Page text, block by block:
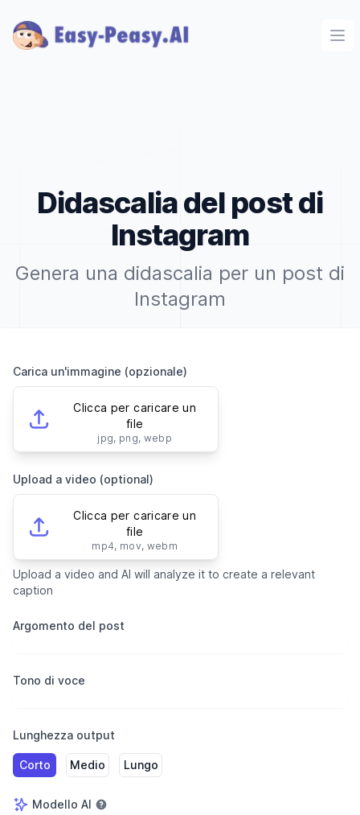
Didascalia del post di
Instagram
Genera una didascalia per un post di
Instagram
Carica un'immagine (opzionale)
Clicca per caricare un
file
jpg, png, webp
Upload a video (optional)
Clicca per caricare un
file
mp4, mov, webm
Upload a video and AI will analyze it to create a relevant
caption
Argomento del post
Tono di voce
Lunghezza output
Corto Medio Lungo
Modello AI